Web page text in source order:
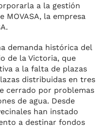
a la gestión
MOVASA, la empresa
demanda histórica del
de la Victoria, que
a la falta de plazas
distribuidas en tres
cerrado por problemas
de agua. Desde
han instado
a destinar fondos